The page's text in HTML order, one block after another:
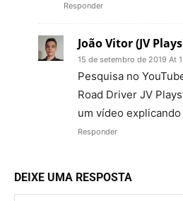
Responder
João Vitor (JV
15 de setembro de 2019 At
Pesquisa no
Road Driver JV
um vídeo explicando
Responder
DEIXE UMA RESPOSTA